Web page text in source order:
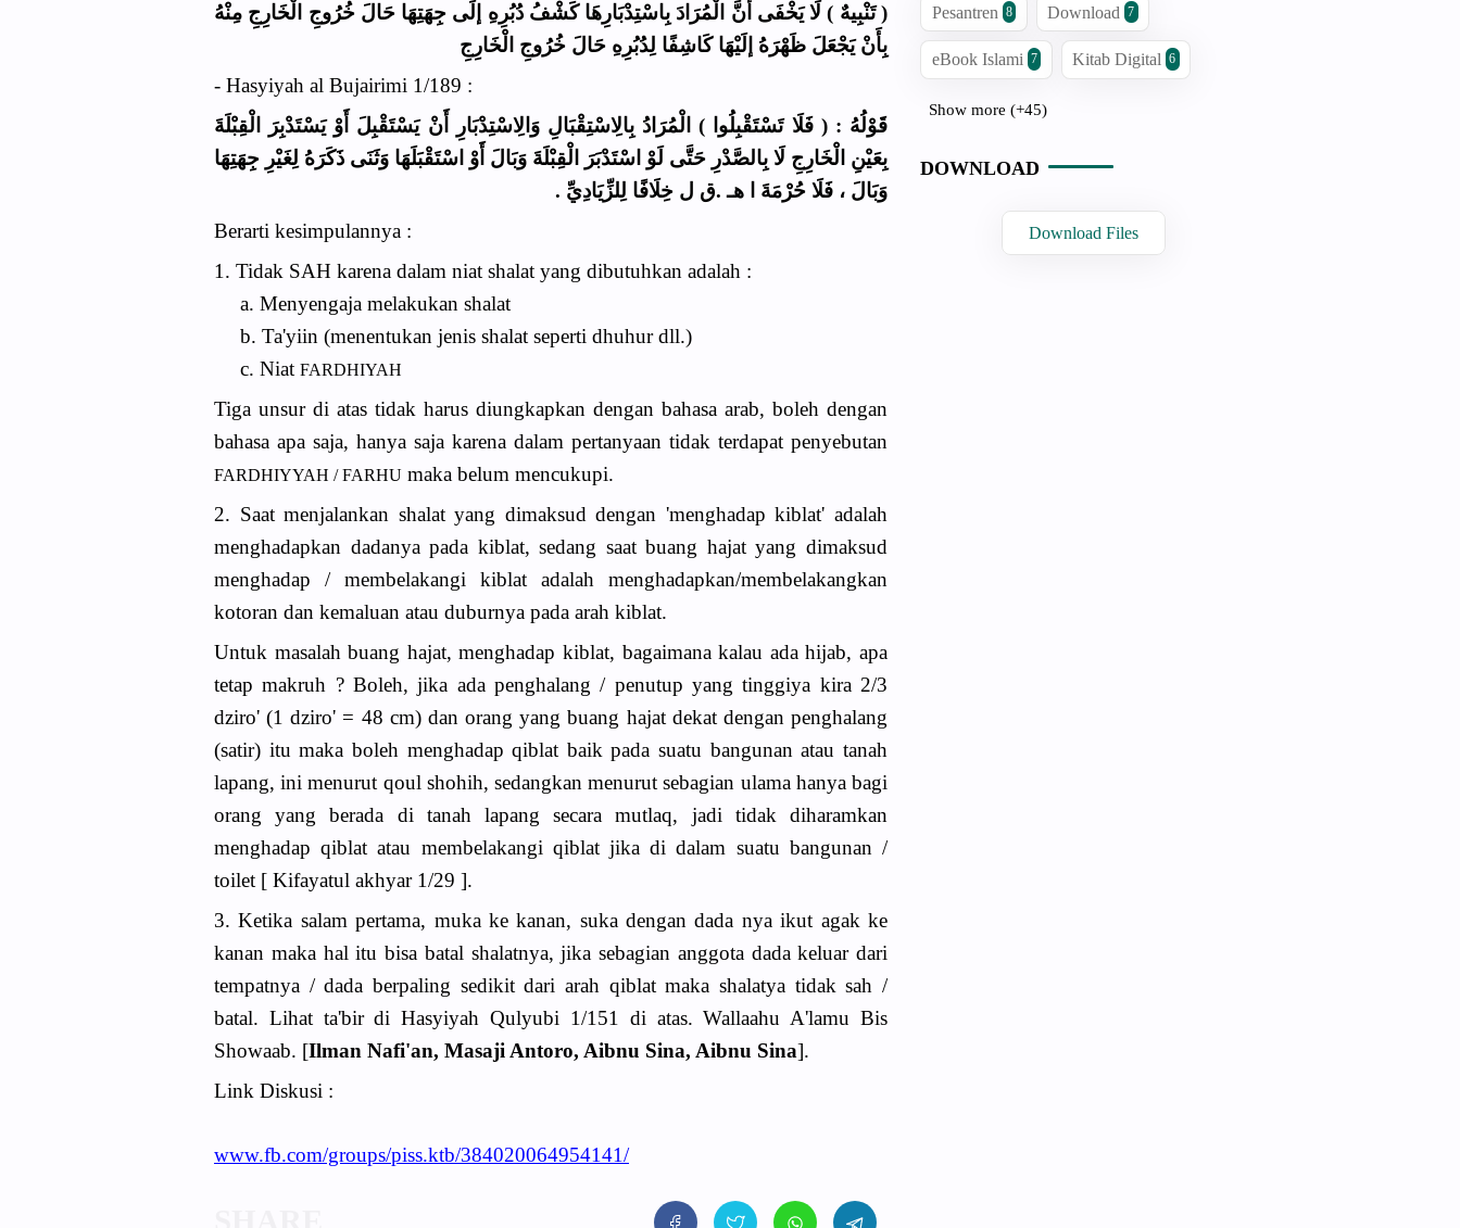
( تَنْبِيهٌ ) لَا يَخْفَى أَنَّ الْمُرَادَ بِاسْتِدْبَارِهَا كَشْفُ دُبُرِهِ إلَى جِهَتِهَا حَالَ خُرُوجِ الْخَارِجِ مِنْهُ
بِأَنْ يَجْعَلَ ظَهْرَهُ إلَيْهَا كَاشِفًا لِدُبُرِهِ حَالَ خُرُوجِ الْخَارِجِ
- Hasyiyah al Bujairimi 1/189 :
قَوْلُهُ : ( فَلَا تَسْتَقْبِلُوا ) الْمُرَادُ بِالِاسْتِقْبَالِ وَالِاسْتِدْبَارِ أَنْ يَسْتَقْبِلَ أَوْ يَسْتَدْبِرَ الْقِبْلَةَ
بِعَيْنِ الْخَارِجِ لَا بِالصَّدْرِ حَتَّى لَوْ اسْتَدْبَرَ الْقِبْلَةَ وَبَالَ أَوْ اسْتَقْبَلَهَا وَثَنَى ذَكَرَهُ لِغَيْرِ جِهَتِهَا
وَبَالَ ، فَلَا حُرْمَةَ ا هـ .ق ل خِلَافًا لِلزِّيَادِيِّ .
Berarti kesimpulannya :
1. Tidak SAH karena dalam niat shalat yang dibutuhkan adalah :
a. Menyengaja melakukan shalat
b. Ta'yiin (menentukan jenis shalat seperti dhuhur dll.)
c. Niat FARDHIYAH
Tiga unsur di atas tidak harus diungkapkan dengan bahasa arab, boleh dengan
bahasa apa saja, hanya saja karena dalam pertanyaan tidak terdapat penyebutan
FARDHIYYAH / FARHU maka belum mencukupi.
2. Saat menjalankan shalat yang dimaksud dengan 'menghadap kiblat' adalah
menghadapkan dadanya pada kiblat, sedang saat buang hajat yang dimaksud
menghadap / membelakangi kiblat adalah menghadapkan/membelakangkan
kotoran dan kemaluan atau duburnya pada arah kiblat.
Untuk masalah buang hajat, menghadap kiblat, bagaimana kalau ada hijab, apa
tetap makruh ? Boleh, jika ada penghalang / penutup yang tinggiya kira 2/3
dziro' (‎1 dziro' = 48 cm) dan orang yang buang hajat dekat dengan penghalang
(satir) itu maka boleh menghadap qiblat baik pada suatu bangunan atau tanah
lapang, ini menurut qoul shohih, sedangkan menurut sebagian ulama hanya bagi
orang yang berada di tanah lapang secara mutlaq, jadi tidak diharamkan
menghadap qiblat atau membelakangi qiblat jika di dalam suatu bangunan /
toilet [ Kifayatul akhyar 1/29 ].
3. Ketika salam pertama, muka ke kanan, suka dengan dada nya ikut agak ke
kanan maka hal itu bisa batal shalatnya, jika sebagian anggota dada keluar dari
tempatnya / dada berpaling sedikit dari arah qiblat maka shalatya tidak sah /
batal. Lihat ta'bir di Hasyiyah Qulyubi 1/151 di atas. Wallaahu A'lamu Bis
Showaab. [Ilman Nafi'an, Masaji Antoro, Aibnu Sina, Aibnu Sina].
Link Diskusi :
www.fb.com/groups/piss.ktb/384020064954141/
Pesantren 8 Download 7
eBook Islami 7 Kitab Digital 6
Show more (+45)
DOWNLOAD
Download Files